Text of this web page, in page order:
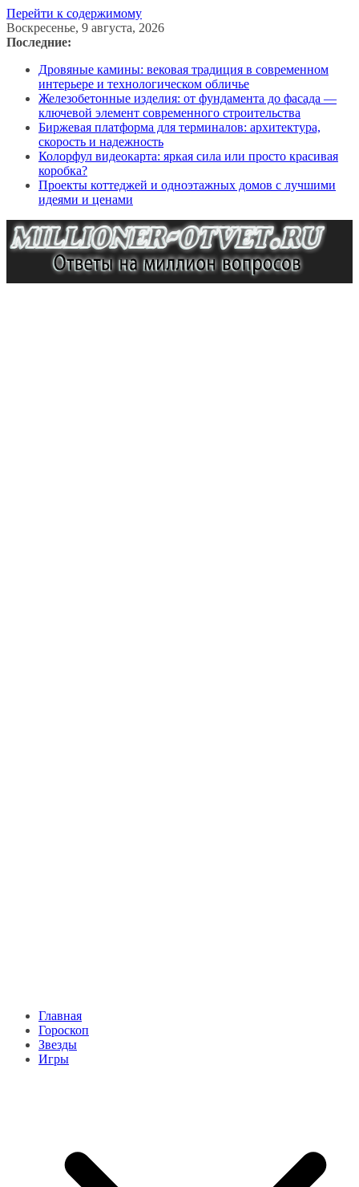
Перейти к содержимому
Воскресенье, 9 августа, 2026
Последние:
Дровяные камины: вековая традиция в современном
интерьере и технологическом обличье
Железобетонные изделия: от фундамента до фасада —
ключевой элемент современного строительства
Биржевая платформа для терминалов: архитектура,
скорость и надежность
Колорфул видеокарта: яркая сила или просто красивая
коробка?
Проекты коттеджей и одноэтажных домов с лучшими
идеями и ценами
Главная
Гороскоп
Звезды
Игры